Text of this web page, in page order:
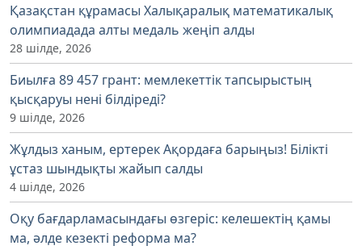
Қазақстан құрамасы Халықаралық математикалық
олимпиадада алты медаль жеңіп алды
28 шілде, 2026
Биылға 89 457 грант: мемлекеттік тапсырыстың
қысқаруы нені білдіреді?
9 шілде, 2026
Жұлдыз ханым, ертерек Ақордаға барыңыз! Білікті
ұстаз шындықты жайып салды
4 шілде, 2026
Оқу бағдарламасындағы өзгеріс: келешектің қамы
ма, әлде кезекті реформа ма?